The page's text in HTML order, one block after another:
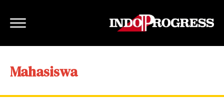
Mahasiswa